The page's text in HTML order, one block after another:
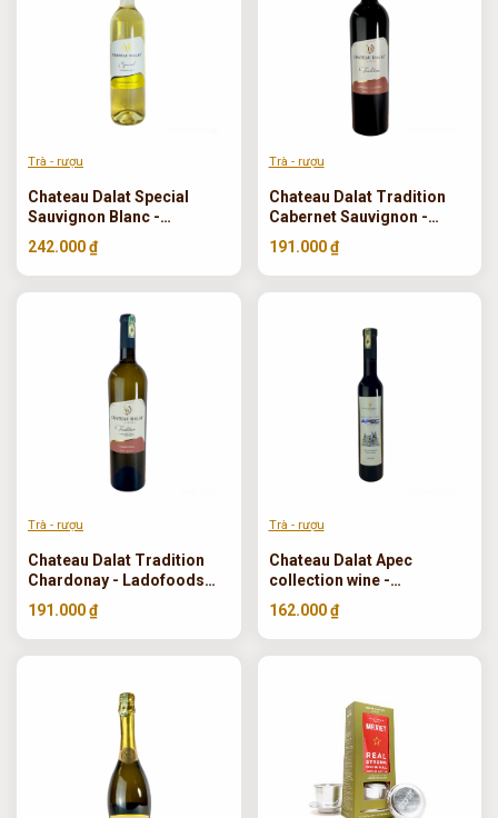
Trà - rượu
Chateau Dalat Special
Sauvignon Blanc -
Ladofoods 750 ml
242.000 ₫
Trà - rượu
Chateau Dalat Tradition
Cabernet Sauvignon -
Ladofoods 750ml
191.000 ₫
Trà - rượu
Chateau Dalat Tradition
Chardonay - Ladofoods
750ml
191.000 ₫
Trà - rượu
Chateau Dalat Apec
collection wine -
Ladofoods 375 ml
162.000 ₫